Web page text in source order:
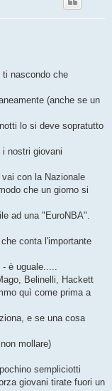
nascondo che
(anche se un
lo si deve sopratutto
nostri giovani
con la Nazionale
che un giorno si
ad una "EuroNBA".
conta l'importante
- è uguale.....
Belinelli, Hackett
quì come prima a
e se una cosa
mollare)
sempliciotti
giovani tirate fuori un